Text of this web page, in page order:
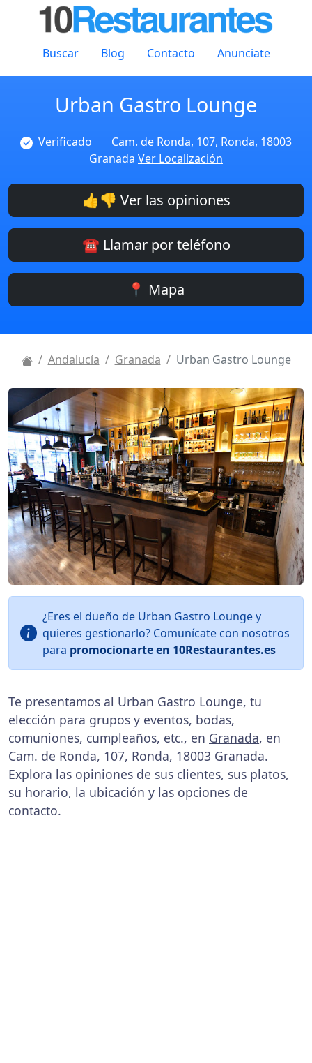
Buscar Blog Contacto Anunciate
Urban Gastro Lounge
Verificado
Cam. de Ronda, 107, Ronda, 18003
Granada Ver Localización
👍👎 Ver las opiniones
☎️ Llamar por teléfono
📍 Mapa
Andalucía Granada Urban Gastro Lounge
¿Eres el dueño de Urban Gastro Lounge y
quieres gestionarlo? Comunícate con nosotros
para promocionarte en 10Restaurantes.es
Te presentamos al Urban Gastro Lounge, tu
elección para grupos y eventos, bodas,
comuniones, cumpleaños, etc., en Granada, en
Cam. de Ronda, 107, Ronda, 18003 Granada.
Explora las opiniones de sus clientes, sus platos,
su horario, la ubicación y las opciones de
contacto.